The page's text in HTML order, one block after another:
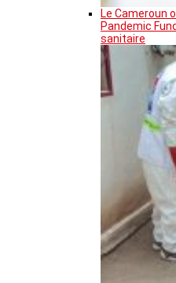
Le Cameroun
Pandemic
sanitaire